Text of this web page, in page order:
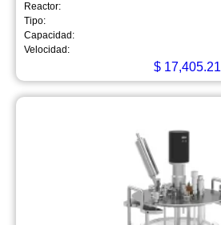
Reactor:
Tipo:
Capacidad:
Velocidad:
$ 17,405.21